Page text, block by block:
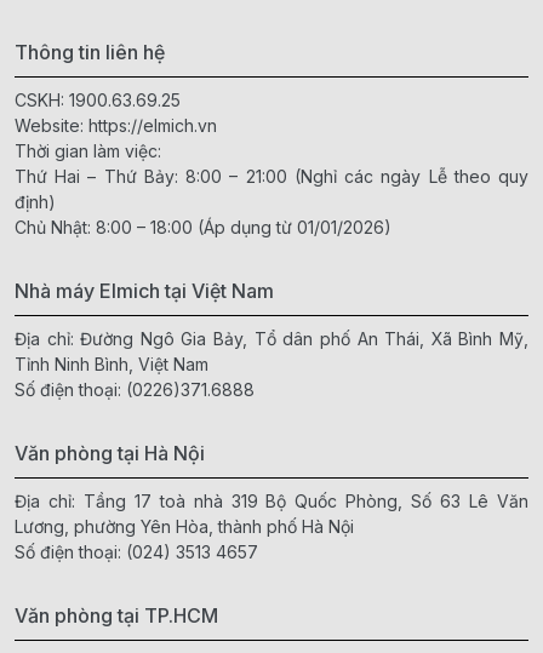
Thông tin liên hệ
CSKH: 1900.63.69.25
Website: https://elmich.vn
Thời gian làm việc:
Thứ Hai – Thứ Bảy: 8:00 – 21:00 (Nghỉ các ngày Lễ theo quy
định)
Chủ Nhật: 8:00 – 18:00 (Áp dụng từ 01/01/2026)
Nhà máy Elmich tại Việt Nam
Địa chỉ: Đường Ngô Gia Bảy, Tổ dân phố An Thái, Xã Bình Mỹ,
Tỉnh Ninh Bình, Việt Nam
Số điện thoại: (0226)371.6888
Văn phòng tại Hà Nội
Địa chỉ: Tầng 17 toà nhà 319 Bộ Quốc Phòng, Số 63 Lê Văn
Lương, phường Yên Hòa, thành phố Hà Nội
Số điện thoại: (024) 3513 4657
Văn phòng tại TP.HCM